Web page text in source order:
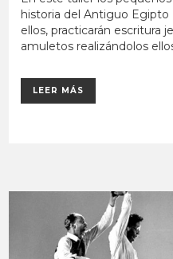
historia del Antiguo Egipto
ellos, practicarán escritura
amuletos realizándolos
LEER MÁS